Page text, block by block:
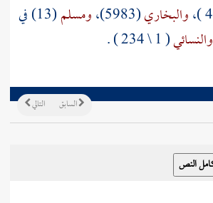
والبخاري(5983)، ومسلم
(13) في
والنسائي( 1 \ 234 ) .
التالي السابق